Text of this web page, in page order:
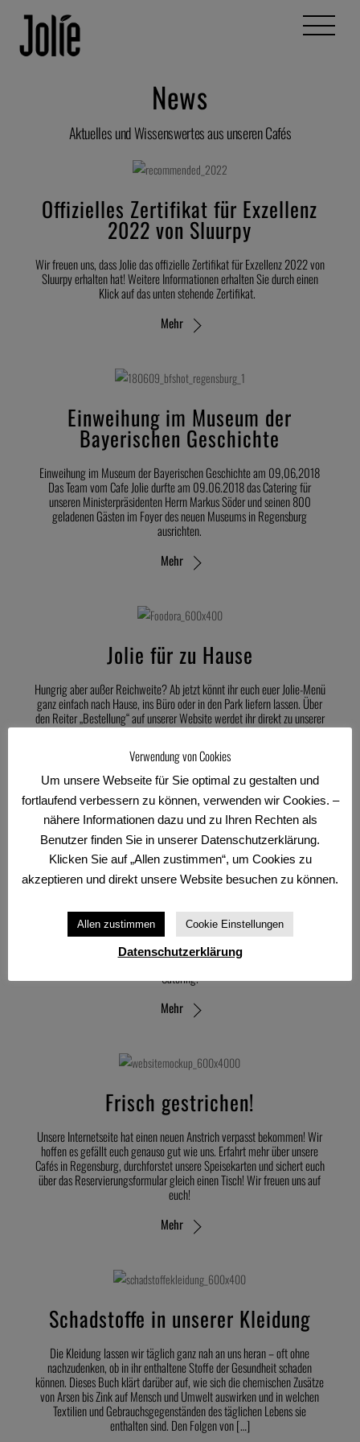
content
Menu
News
Aktuelles und Wissenswertes aus unseren Cafés
Offizielles Zertifikat für Exzellenz
2022 von Sluurpy
Wir freuen uns, dass Jolie das offizielle Zertifikat für Exzellenz 2022 von
Sluurpy erhalten hat! Weitere Informationen erhalten Sie durch einen
Klick auf das unten stehende Zertifikat.
Mehr
Einweihung im Museum der
Bayerischen Geschichte
Einweihung im Museum der Bayerischen Geschichte am 09,06,2018
Das Team vom Cafe Jolie durfte am 09.06.2018 das Catering für
unseren Ministerpräsidenten Herrn Markus Söder und seinen 800
geladenen Gästen im Foyer des neuen Museums in Regensburg
ausrichten.
Mehr
Jolie für zu Hause
Hungrig aber außer Reichweite? Ab jetzt könnt ihr euch euer Jolie-Menü
ganz einfach nach Hause, ins Büro oder in den Park liefern lassen. Über
den Reiter „Bestellung“ auf unserer Website werdet ihr direkt zu unserer
Foodora-Speisekarte weitergeleitet, auf der ihr eure Highlights
aussuchen und bequem online bezahlen könnt.
Mehr
Eröffnung des Österreicher Stadels
Laufe der Jahrhunderte mehrmals umgebaut. Das historische,
denkmalgeschützte Lagergebäude soll künftig als Museumsdepot für
das Museum der Bayerischen Geschichte dienen. Für die nötige
Stärkung sorgen wir auf der Eröffnungsfeier am 9. April mit unserem
Catering.
Mehr
Frisch gestrichen!
Unsere Internetseite hat einen neuen Anstrich verpasst bekommen! Wir
hoffen es gefällt euch genauso gut wie uns. Erfahrt mehr über unsere
Cafés in Regensburg, durchforstet unsere Speisekarten und sichert euch
über das Reservierungsformular gleich einen Tisch! Wir freuen uns auf
euch!
Mehr
Schadstoffe in unserer Kleidung
Die Kleidung lassen wir täglich ganz nah an uns heran – oft ohne
nachzudenken, ob in ihr enthaltene Stoffe der Gesundheit schaden
können. Dieses Buch klärt darüber auf, wie sich die chemischen Zusätze
von Arsen bis Zink auf Mensch und Umwelt auswirken und in welchen
Textilien und Gebrauchsgegenständen des täglichen Lebens sie
enthalten sind. Den Folgen von […]
Verwendung von Cookies
Um unsere Webseite für Sie optimal zu gestalten und
fortlaufend verbessern zu können, verwenden wir Cookies. –
nähere Informationen dazu und zu Ihren Rechten als
Benutzer finden Sie in unserer Datenschutzerklärung.
Klicken Sie auf „Allen zustimmen“, um Cookies zu
akzeptieren und direkt unsere Website besuchen zu können.
Allen zustimmen Cookie Einstellungen
Datenschutzerklärung